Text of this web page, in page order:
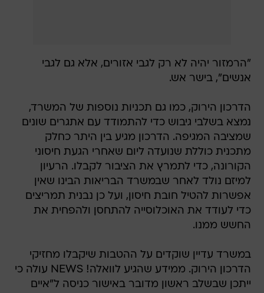
"הרמזור יהיה לא רק לגבי אזורים, אלא גם לגבי
אנשים", בישר אש.
הדרכון הירוק, כמו גם תכניות נוספות של המשרד,
נמצא בשלבי גיבוש כדי להתמודד עם אתגרים שונים
שמציבה המגיפה. הדרכון מגיע בין היתר כחלק
מתכנית כוללת שנועדה ליום שאחרי הגעת חיסוני
הקורונה, כדי לתמרץ את הציבור לקבלו. הרעיון
למיזם נולד לאחר שבמשרד הבריאות הבינו שאין
אפשרות להטיל חובת חיסון, ועל כן נבנית תמריצים
כדי לעודד את האוכלוסייה להתחסן ולהפחית את
החשש ממנו.
במשרד עדיין שוקדים על ההטבות שיקבלו מחזיקי
הדרכון הירוק. ממידע שהגיע לוואלה! NEWS עולה כי
ייתכן שבשלב ראשון מדובר באישור כניסה ל"איים